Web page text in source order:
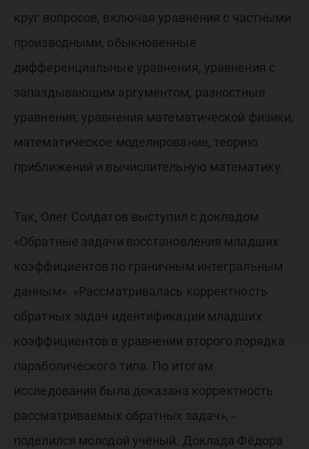
круг вопросов, включая уравнения с частными
производными, обыкновенные
дифференциальные уравнения, уравнения с
запаздывающим аргументом, разностные
уравнения, уравнения математической физики,
математическое моделирование, теорию
приближений и вычислительную математику.
Так, Олег Солдатов выступил с докладом
«Обратные задачи восстановления младших
коэффициентов по граничным интегральным
данным». «Рассматривалась корректность
обратных задач идентификации младших
коэффициентов в уравнении второго порядка
параболического типа. По итогам
исследования была доказана корректность
рассматриваемых обратных задач», -
поделился молодой учёный. Доклада Фёдора